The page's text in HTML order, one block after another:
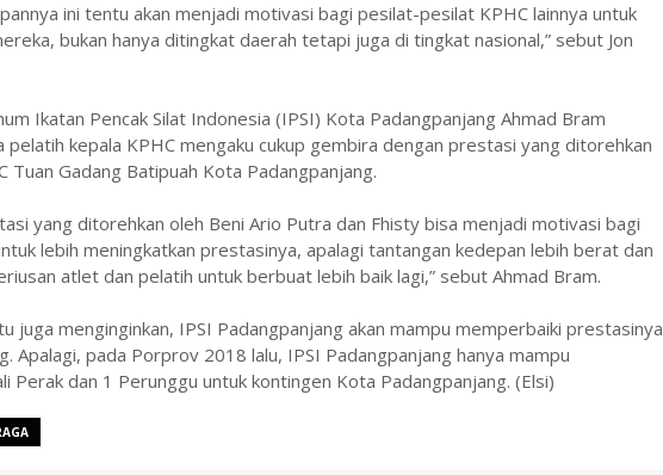
ini tentu akan menjadi motivasi bagi pesilat-pesilat KPHC lainnya untuk
bukan hanya ditingkat daerah tetapi juga di tingkat nasional,” sebut Jon
Ikatan Pencak Silat Indonesia (IPSI) Kota Padangpanjang Ahmad Bram
pelatih kepala KPHC mengaku cukup gembira dengan prestasi yang ditorehkan
Tuan Gadang Batipuah Kota Padangpanjang.
yang ditorehkan oleh Beni Ario Putra dan Fhisty bisa menjadi motivasi bagi
lebih meningkatkan prestasinya, apalagi tantangan kedepan lebih berat dan
atlet dan pelatih untuk berbuat lebih baik lagi,” sebut Ahmad Bram.
juga menginginkan, IPSI Padangpanjang akan mampu memperbaiki prestasinya
Apalagi, pada Porprov 2018 lalu, IPSI Padangpanjang hanya mampu
Perak dan 1 Perunggu untuk kontingen Kota Padangpanjang. (Elsi)